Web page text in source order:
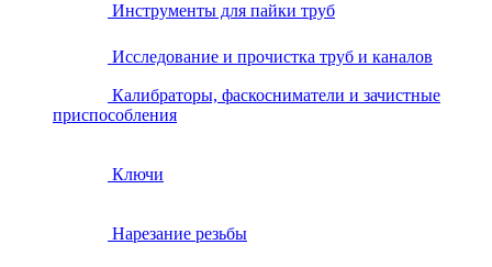
Инструменты для пайки труб
Исследование и прочистка труб и каналов
Калибраторы, фаскосниматели и зачистные
приспособления
Ключи
Нарезание резьбы